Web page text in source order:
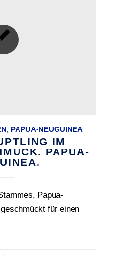
, PAPUA-NEUGUINEA
IM
PAPUA-
Papua-
für einen